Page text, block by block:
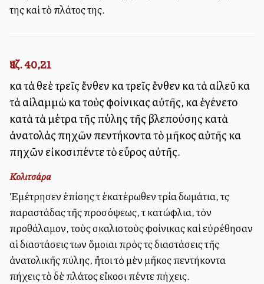
της καὶ τὸ πλάτος της.
Ἰεζ. 40,21
καὶ τὰ θεὲ τρεῖς ἔνθεν καὶ τρεῖς ἔνθεν καὶ τὰ αἰλεῦ καὶ
τὰ αἰλαμμὼ καὶ τοὺς φοίνικας αὐτῆς, καὶ ἐγένετο
κατὰ τὰ μέτρα τῆς πύλης τῆς βλεπούσης κατὰ
ἀνατολὰς πηχῶν πεντήκοντα τὸ μῆκος αὐτῆς καὶ
πηχῶν εἰκοσιπέντε τὸ εὖρος αὐτῆς.
Κολιτσάρα
Ἐμέτρησεν ἐπίσης τὰ ἑκατέρωθεν τρία δωμάτια, τὰς
παραστάδας τῆς προσόψεως, τὰ κατώφλια, τὸν
προθάλαμον, τοὺς σκαλιστοὺς φοίνικας καὶ εὑρέθησαν
αἱ διαστάσεις των ὅμοιαι πρὸς τὰς διαστάσεις τῆς
ἀνατολικῆς πύλης, ἤτοι τὸ μὲν μῆκος πεντήκοντα
πήχεις τὸ δὲ πλάτος εἴκοσι πέντε πήχεις.